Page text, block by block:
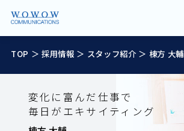
TOP ＞ 採用情報 ＞ スタッフ紹介＞ 棟方 大輔
変化に富んだ仕事で
毎日がエキサイティング